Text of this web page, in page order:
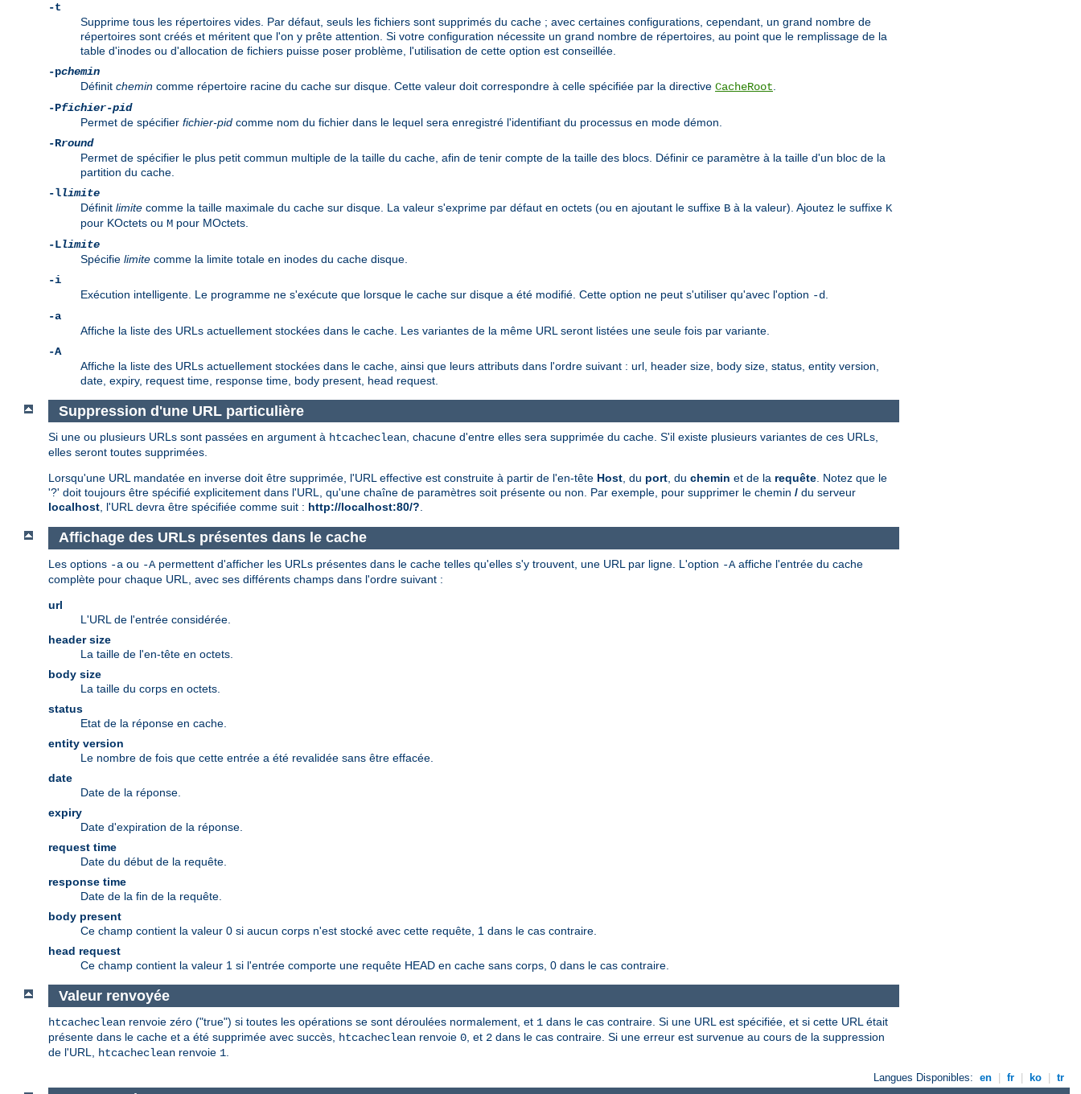
-t
Supprime tous les répertoires vides. Par défaut, seuls les fichiers sont supprimés du cache ; avec certaines configurations, cependant, un grand nombre de
répertoires sont créés et méritent que l'on y prête attention. Si votre configuration nécessite un grand nombre de répertoires, au point que le remplissage de la
table d'inodes ou d'allocation de fichiers puisse poser problème, l'utilisation de cette option est conseillée.
-pchemin
Définit chemin comme répertoire racine du cache sur disque. Cette valeur doit correspondre à celle spécifiée par la directive CacheRoot
-Pfichier-pid
Permet de spécifier fichier-pid comme nom du fichier dans le lequel sera enregistré l'identifiant du processus en mode démon.
-Rround
Permet de spécifier le plus petit commun multiple de la taille du cache, afin de tenir compte de la taille des blocs. Définir ce paramètre à la taille d'un bloc de la
partition du cache.
-llimite
Définit limite comme la taille maximale du cache sur disque. La valeur s'exprime par défaut en octets (ou en ajoutant le suffixe B à la valeur). Ajoutez le suffixe K
pour KOctets ou M pour MOctets.
-Llimite
Spécifie limite comme la limite totale en inodes du cache disque.
-i
Exécution intelligente. Le programme ne s'exécute que lorsque le cache sur disque a été modifié. Cette option ne peut s'utiliser qu'avec l'option -d
-a
Affiche la liste des URLs actuellement stockées dans le cache. Les variantes de la même URL seront listées une seule fois par variante.
-A
Affiche la liste des URLs actuellement stockées dans le cache, ainsi que leurs attributs dans l'ordre suivant : url, header size, body size, status, entity version,
date, expiry, request time, response time, body present, head request.
Suppression d'une URL particulière
Si une ou plusieurs URLs sont passées en argument à htcacheclean, chacune d'entre elles sera supprimée du cache. S'il existe plusieurs variantes de ces URLs,
elles seront toutes supprimées.
Lorsqu'une URL mandatée en inverse doit être supprimée, l'URL effective est construite à partir de l'en-tête Host, du port, du chemin et de la requête. Notez que le
'?' doit toujours être spécifié explicitement dans l'URL, qu'une chaîne de paramètres soit présente ou non. Par exemple, pour supprimer le chemin / du serveur
localhost, l'URL devra être spécifiée comme suit : http://localhost:80/?.
Affichage des URLs présentes dans le cache
Les options -a ou -A permettent d'afficher les URLs présentes dans le cache telles qu'elles s'y trouvent, une URL par ligne. L'option -A affiche l'entrée du cache
complète pour chaque URL, avec ses différents champs dans l'ordre suivant :
url
L'URL de l'entrée considérée.
header size
La taille de l'en-tête en octets.
body size
La taille du corps en octets.
status
Etat de la réponse en cache.
entity version
Le nombre de fois que cette entrée a été revalidée sans être effacée.
date
Date de la réponse.
expiry
Date d'expiration de la réponse.
request time
Date du début de la requête.
response time
Date de la fin de la requête.
body present
Ce champ contient la valeur 0 si aucun corps n'est stocké avec cette requête, 1 dans le cas contraire.
head request
Ce champ contient la valeur 1 si l'entrée comporte une requête HEAD en cache sans corps, 0 dans le cas contraire.
Valeur renvoyée
htcacheclean renvoie zéro ("true") si toutes les opérations se sont déroulées normalement, et 1 dans le cas contraire. Si une URL est spécifiée, et si cette URL était
présente dans le cache et a été supprimée avec succès, htcacheclean renvoie 0, et 2 dans le cas contraire. Si une erreur est survenue au cours de la suppression
de l'URL, htcacheclean renvoie 1.
Langues Disponibles: en fr ko tr